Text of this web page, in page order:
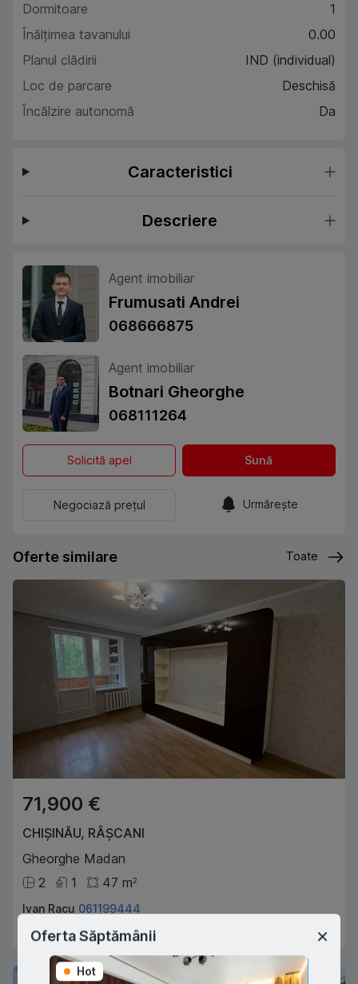
Dormitoare
1
Înălțimea tavanului
0.00
Planul clădirii
IND (individual)
Loc de parcare
Deschisă
Încălzire autonomă
Da
Caracteristici
Descriere
Agent imobiliar
Frumusati Andrei
068666875
Agent imobiliar
Botnari Gheorghe
068111264
Solicită apel Sună
Negociază prețul Urmărește
Oferte similare Toate
71,900 €
CHIȘINĂU, RÂȘCANI
Gheorghe Madan
2
1 47 m2
Ivan Racu 061199444
Agent imobiliar
Oferta Săptămânii
Hot